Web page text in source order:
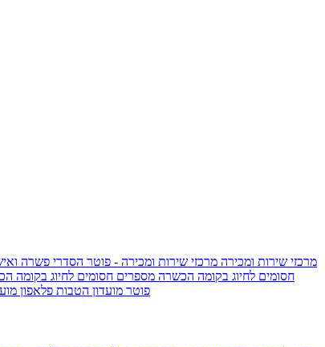
מרכזי שירות ומכירה מרכזי שירות ומכירה - פוטר הסדרי פשרה
חסומים לחיוג בקומה הכשרה מספרים חסומים לחיוג בקומה
IsraelieSIM by Pelephone - פוטר מועדון הטבות פלאפון